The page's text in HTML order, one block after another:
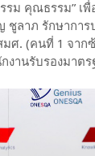
คุณธรรม” เพื่
ลาภ รักษากา
ศ. (คนที่ 1 จาก
งานรับรองมา